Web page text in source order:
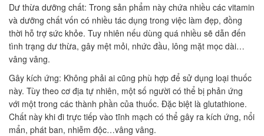
Dư thừa dưỡng chất: Trong sản phẩm này chứa nhiều các vitamin
và dưỡng chất vốn có nhiều tác dụng trong việc làm đẹp, đồng
thời hỗ trợ sức khỏe. Tuy nhiên nếu dùng quá nhiều sẽ dẫn đến
tình trạng dư thừa, gây mệt mỏi, nhức đầu, lông mặt mọc dài…
vâng vâng.
Gây kích ứng: Không phải ai cũng phù hợp để sử dụng loại thuốc
này. Tùy theo cơ địa tự nhiên, một số người có thể bị phản ứng
với một trong các thành phần của thuốc. Đặc biệt là glutathione.
Chất này khi đi trực tiếp vào tĩnh mạch có thể gây ra kích ứng, nổi
mẩn, phát ban, nhiễm độc…vâng vâng.